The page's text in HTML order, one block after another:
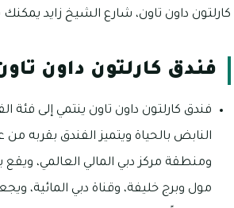
كارلتون داون تاون، شارع الشيخ زايد يمكنك
فندق كارلتون داون
فندق كارلتون داون تاون ينتمي إلى فئة
النابض بالحياة ويتميز الفندق بقربه
ومنطقة مركز دبي المالي العالمي،
مول وبرج خليفة، وقناة دبي المائية،